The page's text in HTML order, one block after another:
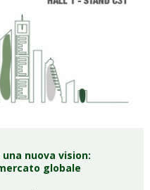
nuova vision:
globale